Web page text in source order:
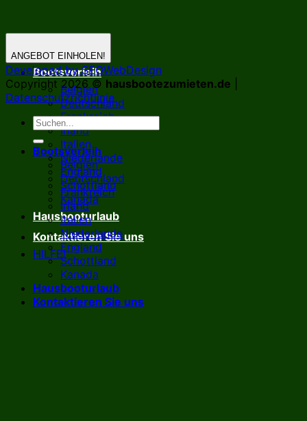
Bootsverleih
Belgien
Deutschland
Frankreich
Irland
Italien
Niederlande
England
Schottland
Kanada
Hausbooturlaub
Kontaktieren Sie uns
HILFE!
ANGEBOT EINHOLEN!
Developed by SEOWebDesign
Copyright 2026 © hausbootezumieten.de
Datenschutzrichtlinie
Bootsverleih
Belgien
Deutschland
Frankreich
Irland
Italien
Niederlande
England
Schottland
Kanada
Hausbooturlaub
Kontaktieren Sie uns